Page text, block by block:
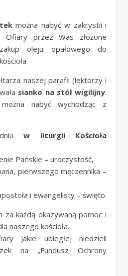
można nabyć w zakrystii i
Ofiary przez Was złożone
oleju opałowego do
naszej parafii (lektorzy i
sianko na stół wigilijny.
nabyć wychodząc z
w liturgii Kościoła
Pańskie – uroczystość,
pierwszego męczennika –
i ewangelisty – święto.
za każdą okazywaną pomoc i
naszego kościoła.
jakie ubiegłej niedzieli
na „Fundusz Ochrony